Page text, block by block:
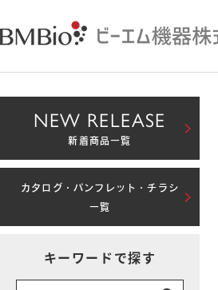
NEW RELEASE
新着商品一覧
カタログ・パンフレット・チラシ
一覧
キーワードで探す